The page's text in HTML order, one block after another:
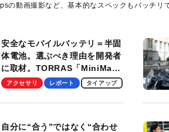
の動画撮影など、基本的なスペックもバッチリ
安全なモバイルバッテリ＝半固
体電池。選ぶべき理由を開発者
に取材。TORRAS「MiniMag
Pro」の実機レビューも
アクセサリ レポート タイアップ
自分に“合う”ではなく“合わせ